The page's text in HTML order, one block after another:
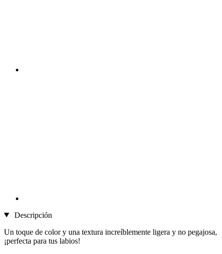
Descripción
Un toque de color y una textura increíblemente ligera y no pegajosa,
¡perfecta para tus labios!